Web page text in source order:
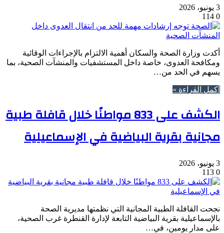
3 يونيو، 2026
0
أكدت وزارة الصحة والسكان أهمية الالتزام بالإجراءات الوقائية
ومكافحة العدوى، خاصة داخل المستشفيات والمنشآت الصحية، بما
يسهم في الحد من…
أكمل القراءة »
الكشف على 833 مواطنًا خلال قافلة طبية
مجانية بقرية البياضية في الإسماعيلية
3 يونيو، 2026
0
نجحت القافلة الطبية المجانية التي نظمتها مديرية الصحة
بالإسماعيلية بقرية البياضية التابعة لإدارة القنطرة غرب الصحية،
على مدار يومين، في…